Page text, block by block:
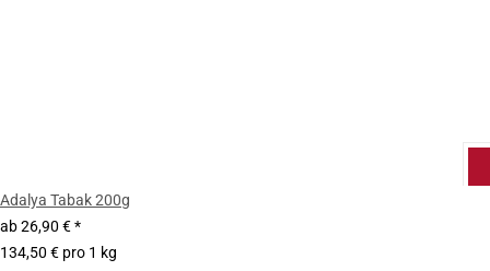
Adalya Tabak 200g
ab26,90 €*
134,50 € pro 1 kg